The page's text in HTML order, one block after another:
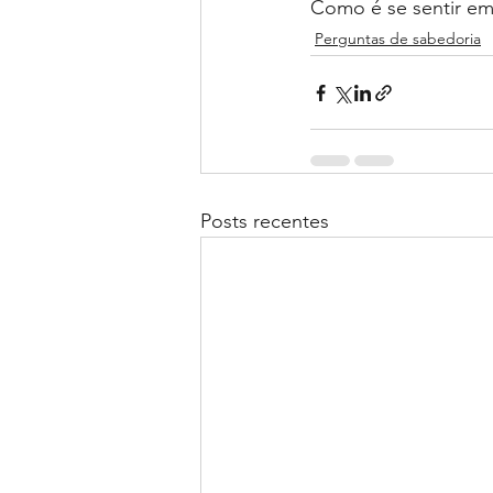
Como é se sentir
Perguntas de sabedoria
Posts recentes